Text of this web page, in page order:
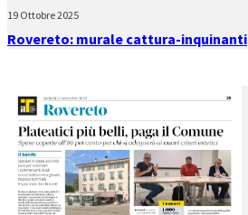
19 Ottobre 2025
Rovereto: murale cattura-inquinanti